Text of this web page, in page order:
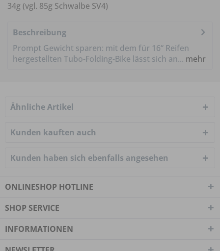
34g (vgl. 85g Schwalbe SV4)
Beschreibung
Prompt Gewicht sparen: mit dem für 16“ Reifen
hergestellten Tubo-Folding-Bike lässt sich an... mehr
Ähnliche Artikel
Kunden kauften auch
Kunden haben sich ebenfalls angesehen
ONLINESHOP HOTLINE
SHOP SERVICE
INFORMATIONEN